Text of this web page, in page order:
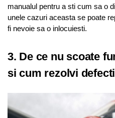
manualul pentru a sti cum sa o
unele cazuri aceasta se poate
fi nevoie sa o inlocuiesti.
3. De ce nu scoate
si cum rezolvi